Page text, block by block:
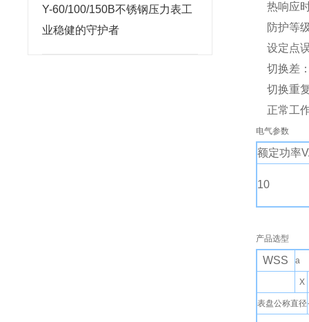
Y-60/100/150B不锈钢压力表工
业稳健的守护者
热响应
防护等
设定点
切换差
切换重
正常工
电气参数
额定功率
10
产品选型
WSS a
X
表盘公称直径